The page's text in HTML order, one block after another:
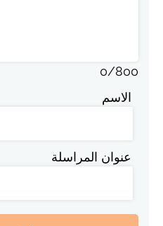
0/800
الاسم
عنوان المراسلة